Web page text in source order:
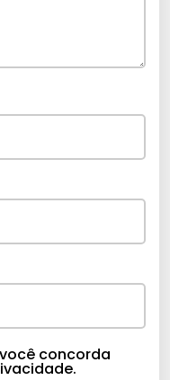
concorda